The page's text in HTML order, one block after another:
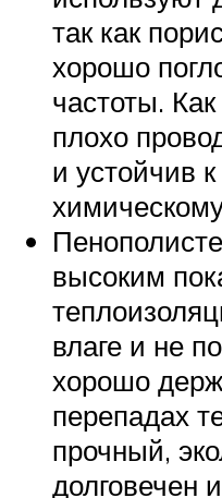
так как
хорошо
частоты.
плохо
и устойчив
высоким
влаге и не
хорошо
перепадах
прочный,
долговечен